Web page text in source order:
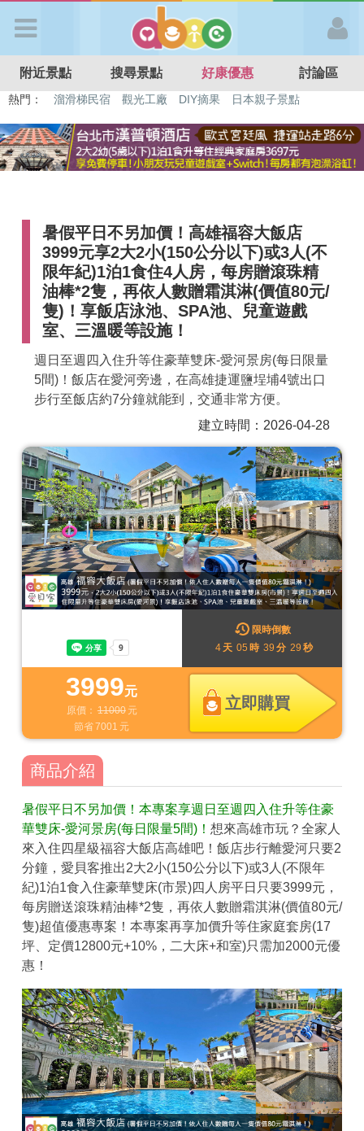
APP登入
首 頁
好康優惠
最新消息
最新留言
商家合作
推薦景點
討論區
聯絡我們
APP下載
附近景點 搜尋景點 好康優惠 討論區
熱門： 特色遊戲場 親子住房優惠 台北親子餐廳
溫泉泡湯SPA
暑假平日不另加價！高雄福容大飯店
3999元享2大2小(150公分以下)或3人(不
限年紀)1泊1食住4人房，每房贈滾珠精
油棒*2隻，再依人數贈霜淇淋(價值80元/
隻)！享飯店泳池、SPA池、兒童遊戲
室、三溫暖等設施！
週日至週四入住升等住豪華雙床-愛河景房(每日限量
5間)！飯店在愛河旁邊，在高雄捷運鹽埕埔4號出口
步行至飯店約7分鐘就能到，交通非常方便。
建立時間：2026-04-28
3999元
原價： 11000 元
節省7001 元
立即購買
限時倒數
4 天 05 時 39 分 26 秒
商品介紹
暑假平日不另加價！本專案享週日至週四入住升等住豪
華雙床-愛河景房(每日限量5間)！ 想來高雄市玩？全家人
來入住四星級福容大飯店高雄吧！飯店步行離愛河只要2
分鐘，愛貝客推出2大2小(150公分以下)或3人(不限年
紀)1泊1食入住豪華雙床(市景)四人房平日只要3999元，
每房贈送滾珠精油棒*2隻，再依人數贈霜淇淋(價值80元/
隻)超值優惠專案！本專案再享加價升等住家庭套房(17
坪、定價12800元+10%，二大床+和室)只需加2000元優
惠！